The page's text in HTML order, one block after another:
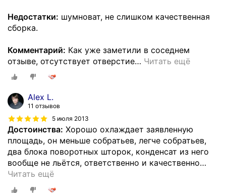
Недостатки: шумноват, не слишком качественная
сборка.
Комментарий: Как уже заметили в соседнем
отзыве, отсутствует отверстие… Читать ещё
Alex L.
11 отзывов
5 июля 2013
Достоинства: Хорошо охлаждает заявленную
площадь, он меньше собратьев, легче собратьев,
два блока поворотных шторок, конденсат из него
вообще не льётся, ответственно и качественно…
Читать ещё